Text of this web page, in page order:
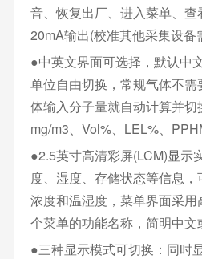
音、恢复出厂、进入菜单、查
20mA输出(校准其他采集设备
●中英文界面可选择，默认中
单位自由切换，常规气体不
体输入分子量就自动计算并切
mg/m3、Vol%、LEL%、
●2.5英寸高清彩屏(LCM)显示
度、湿度、存储状态等信息
浓度和温湿度，菜单界面采
个菜单的功能名称，简明中文
●三种显示模式可切换：同时